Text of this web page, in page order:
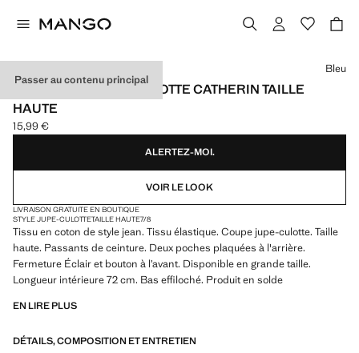
Passer au contenu principal
JEAN STYLE JUPE-CULOTTE CATHERIN TAILLE
HAUTE
Prix actuel [15,99 € ]
15,99 €
Choisissez une couleur
Bleu
ALERTEZ-MOI.
VOIR LE LOOK
LIVRAISON GRATUITE EN BOUTIQUE
STYLE JUPE-CULOTTETAILLE HAUTE7/8
Tissu en coton de style jean. Tissu élastique. Coupe jupe-culotte. Taille
haute. Passants de ceinture. Deux poches plaquées à l'arrière.
Fermeture Éclair et bouton à l’avant. Disponible en grande taille.
Longueur intérieure 72 cm. Bas effiloché. Produit en solde
EN LIRE PLUS
DÉTAILS, COMPOSITION ET ENTRETIEN